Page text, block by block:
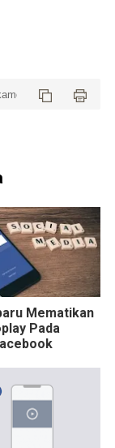
Mematikan
Pada